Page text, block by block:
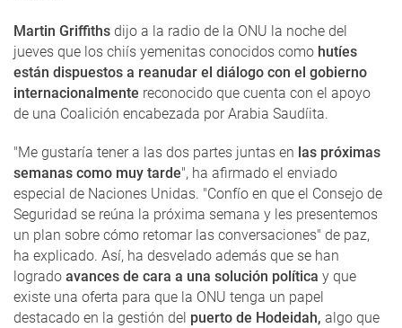
Martin Griffiths dijo a la radio de la ONU la noche del
jueves que los chiís yemenitas conocidos como hutíes
están dispuestos a reanudar el diálogo con el gobierno
internacionalmente reconocido que cuenta con el apoyo
de una Coalición encabezada por Arabia Saudíita.
"Me gustaría tener a las dos partes juntas en las próximas
semanas como muy tarde", ha afirmado el enviado
especial de Naciones Unidas. "Confío en que el Consejo de
Seguridad se reúna la próxima semana y les presentemos
un plan sobre cómo retomar las conversaciones" de paz,
ha explicado. Así, ha desvelado además que se han
logrado avances de cara a una solución política y que
existe una oferta para que la ONU tenga un papel
destacado en la gestión del puerto de Hodeidah, algo que